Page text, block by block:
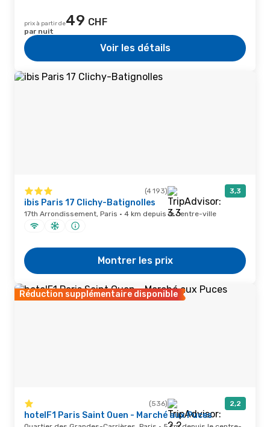
prix à partir de49 CHF
par nuit
Voir les détails
(4 193) 3,3
ibis Paris 17 Clichy-Batignolles
17th Arrondissement, Paris · 4 km depuis le centre-ville
Montrer les prix
Réduction supplémentaire disponible
(536) 2,2
hotelF1 Paris Saint Ouen - Marché aux Puces